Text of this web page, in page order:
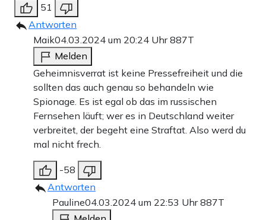
51
Antworten
Maik04.03.2024 um 20:24 Uhr887T
Melden
Geheimnisverrat ist keine Pressefreiheit und die
sollten das auch genau so behandeln wie
Spionage. Es ist egal ob das im russischen
Fernsehen läuft; wer es in Deutschland weiter
verbreitet, der begeht eine Straftat. Also werd du
mal nicht frech.
-58
Antworten
Pauline04.03.2024 um 22:53 Uhr887T